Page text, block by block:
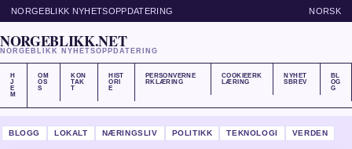
NORGEBLIKK NYHETSOPPDATERING NORSK
NORGEBLIKK.NET
NORGEBLIKK NYHETSOPPDATERING
H
J
E
M
OM
OS
S
KON
TAK
T
HIST
ORI
E
PERSONVERNE
RKLÆRING
COOKIEERK
LÆRING
NYHET
SBREV
BL
OG
G
BLOGG LOKALT NÆRINGSLIV POLITIKK TEKNOLOGI VERDEN